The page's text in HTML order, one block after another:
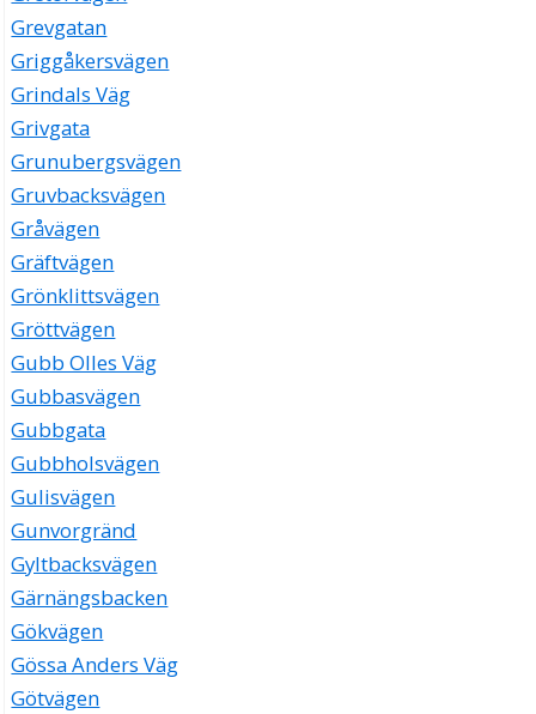
Grevgatan
Griggåkersvägen
Grindals Väg
Grivgata
Grunubergsvägen
Gruvbacksvägen
Gråvägen
Gräftvägen
Grönklittsvägen
Gröttvägen
Gubb Olles Väg
Gubbasvägen
Gubbgata
Gubbholsvägen
Gulisvägen
Gunvorgränd
Gyltbacksvägen
Gärnängsbacken
Gökvägen
Gössa Anders Väg
Götvägen